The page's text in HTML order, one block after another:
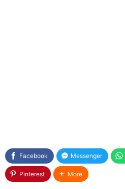
Facebook Messenger
Pinterest More